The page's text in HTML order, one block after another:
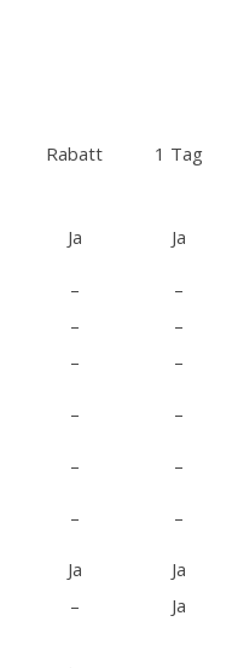
Rabatt 1 Tag
Ja Ja
–
–
–
–
–
–
– –
–
–
– –
Ja
Ja
–
Ja